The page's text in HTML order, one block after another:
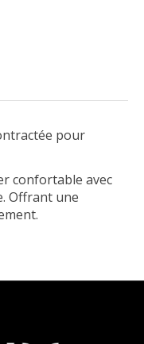
pour
confortable avec
Offrant une